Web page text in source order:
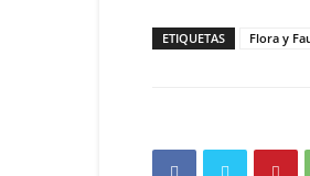
ETIQUETAS Flora y